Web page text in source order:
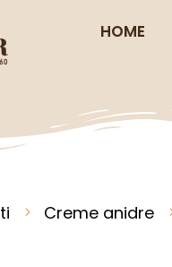
HOME
Creme anidre